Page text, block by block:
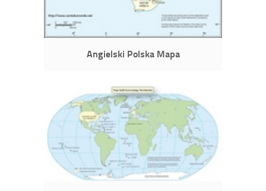
Angielski Polska Mapa